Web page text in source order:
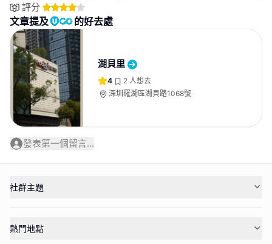
評分
文章提及 的好去處
湖貝里
4 2 人想去
深圳羅湖區湖貝路1068號
發表第一個留言...
社群主題
熱門地點